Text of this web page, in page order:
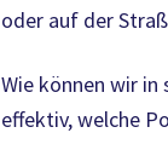
oder auf der
Wie können wir in
effektiv, welche